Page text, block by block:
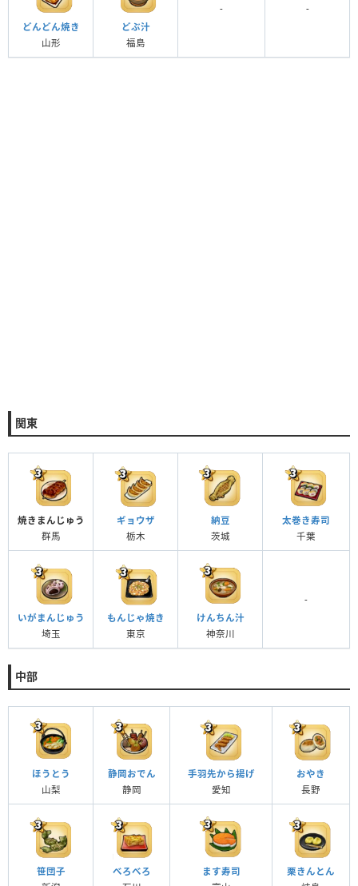
どんどん焼き
山形
どぶ汁
福島
- -
関東
焼きまんじゅう
群馬
ギョウザ
栃木
納豆
茨城
太巻き寿司
千葉
いがまんじゅう
埼玉
もんじゃ焼き
東京
けんちん汁
神奈川
-
中部
ほうとう
山梨
静岡おでん
静岡
手羽先から揚げ
愛知
おやき
長野
笹団子
べろべろ
ます寿司
栗きんとん